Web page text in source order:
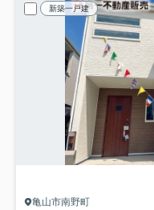
新築一戸建
亀山市南野町